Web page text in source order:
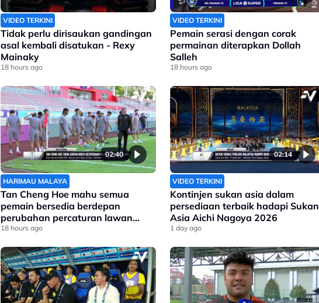
VIDEO TERKINI
Tidak perlu dirisaukan gandingan
asal kembali disatukan - Rexy
Mainaky
18 hours ago
VIDEO TERKINI
Pemain serasi dengan corak
permainan diterapkan Dollah
Salleh
18 hours ago
02:40
HARIMAU MALAYA
Tan Cheng Hoe mahu semua
pemain bersedia berdepan
perubahan percaturan lawan
Filipina
18 hours ago
02:14
VIDEO TERKINI
Kontinjen sukan asia dalam
persediaan terbaik hadapi Sukan
Asia Aichi Nagoya 2026
1 day ago